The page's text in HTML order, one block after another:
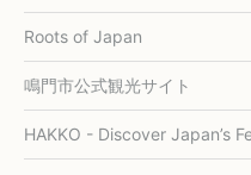
Roots of Japan
鳴門市公式観光サイト
HAKKO - Discover Japan’s